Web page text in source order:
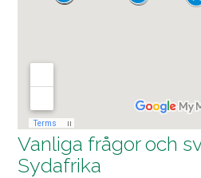
Vanliga frågor och
Sydafrika